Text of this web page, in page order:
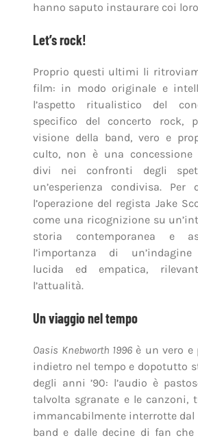
hanno saputo instaurare coi
Let’s rock!
Proprio questi ultimi li
film: in modo originale e
l’aspetto ritualistico del
specifico del concerto rock,
visione della band, vero e
culto, non è una concessione
divi nei confronti degli
un’esperienza condivisa. Per
l’operazione del regista Jake
come una ricognizione su
storia contemporanea e
l’importanza di un’indagine
lucida ed empatica,
l’attualità.
Un viaggio nel tempo
Oasis Knebworth 1996 è un vero e
indietro nel tempo e dopotutto
degli anni ’90: l’audio è
talvolta sgranate e le canzoni,
immancabilmente interrotte dal
band e dalle decine di fan che